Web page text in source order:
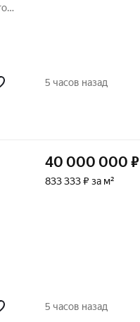
5 часов назад
40 000 000 ₽
833 333 ₽ за м²
5 часов назад